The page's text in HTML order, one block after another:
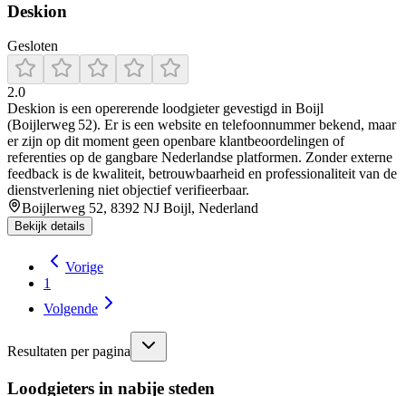
Deskion
Gesloten
2.0
Deskion is een opererende loodgieter gevestigd in Boijl
(Boijlerweg 52). Er is een website en telefoonnummer bekend, maar
er zijn op dit moment geen openbare klantbeoordelingen of
referenties op de gangbare Nederlandse platformen. Zonder externe
feedback is de kwaliteit, betrouwbaarheid en professionaliteit van de
dienstverlening niet objectief verifieerbaar.
Boijlerweg 52, 8392 NJ Boijl, Nederland
Bekijk details
Vorige
1
Volgende
Resultaten per pagina
Loodgieters in nabije steden